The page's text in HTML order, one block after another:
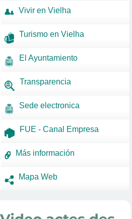
Vivir en Vielha
Turismo en Vielha
El Ayuntamiento
Transparencia
Sede electronica
FUE - Canal Empresa
Más información
Mapa Web